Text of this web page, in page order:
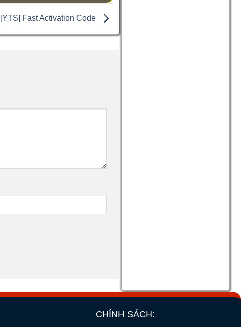
Fast Activation Code
CHÍNH SÁCH: